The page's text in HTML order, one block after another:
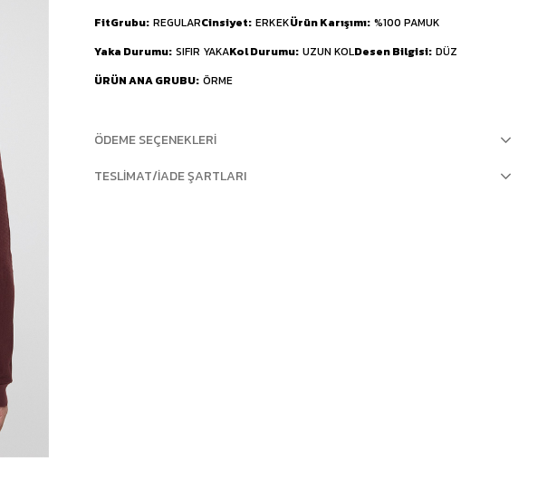
FitGrubu REGULARCinsiyet ERKEKÜrün Karışımı %100 PAMUK
Yaka Durumu SIFIR YAKAKol Durumu UZUN KOLDesen Bilgisi DÜZ
ÜRÜN ANA GRUBU ÖRME
ÖDEME SEÇENEKLERI
TESLIMAT/İADE ŞARTLARI